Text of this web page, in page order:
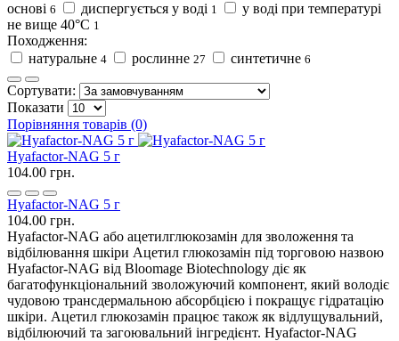
основі 6 диспергується у воді 1
у воді при температурі
не вище 40°С 1
Походження:
натуральне 4 рослинне 27 синтетичне 6
Сортувати:
Показати
Порівняння товарів (0)
Hyafactor-NAG 5 г
104.00 грн.
Hyafactor-NAG 5 г
104.00 грн.
Hyafactor-NAG або ацетилглюкозамін для зволоження та
відбілювання шкіри Ацетил глюкозамін під торговою назвою
Hyafactor-NAG від Bloomage Biotechnology діє як
багатофункціональний зволожуючий компонент, який володіє
чудовою трансдермальною абсорбцією і покращує гідратацію
шкіри. Ацетил глюкозамін працює також як відлущувальний,
відбілюючий та загоювальний інгредієнт. Hyafactor-NAG